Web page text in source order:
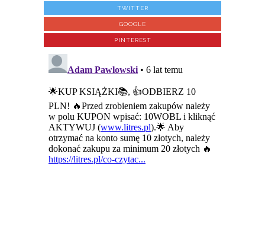
TWITTER
GOOGLE
PINTEREST